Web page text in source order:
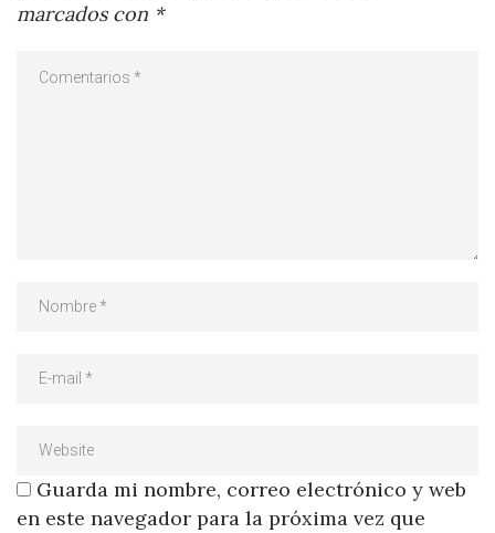
marcados con *
Guarda mi nombre, correo electrónico y web
en este navegador para la próxima vez que